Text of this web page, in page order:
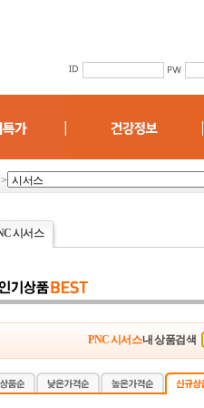
>
시서스
PNC 시서스내 상품검색